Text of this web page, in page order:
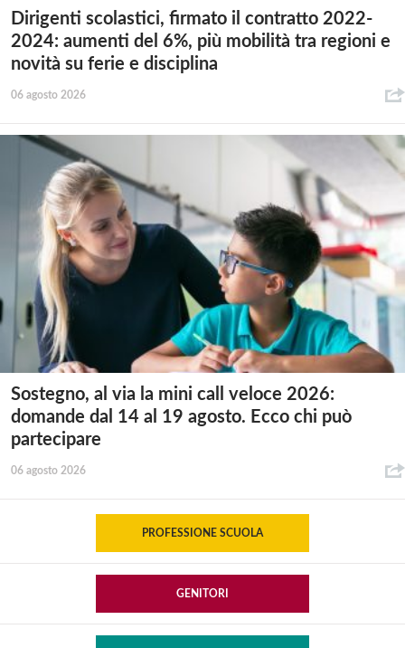
Dirigenti scolastici, firmato il contratto 2022-
2024: aumenti del 6%, più mobilità tra regioni e
novità su ferie e disciplina
06 agosto 2026
Sostegno, al via la mini call veloce 2026:
domande dal 14 al 19 agosto. Ecco chi può
partecipare
06 agosto 2026
PROFESSIONE SCUOLA
GENITORI